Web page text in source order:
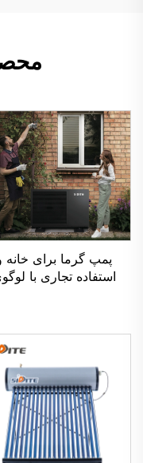
پمپ گرما برای خانه
استفاده تجاری با